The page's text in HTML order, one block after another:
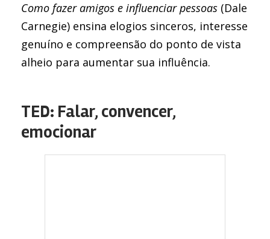
Como fazer amigos e influenciar pessoas (Dale
Carnegie) ensina elogios sinceros, interesse
genuíno e compreensão do ponto de vista
alheio para aumentar sua influência.
TED: Falar, convencer,
emocionar